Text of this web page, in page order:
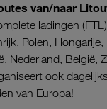
van/naar
ladingen
Polen, Hongarije,
Nederland, België,
ook
van Europa!